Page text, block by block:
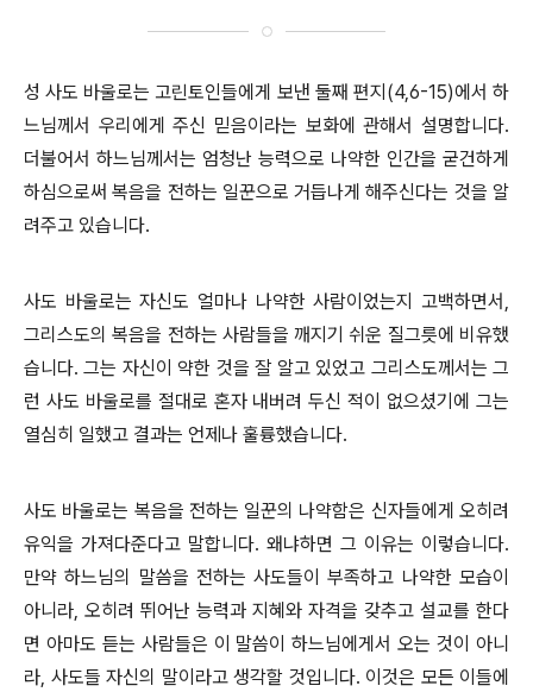
성 사도 바울로는 고린토인들에게 보낸 둘째 편지(4,6-15)에서 하
느님께서 우리에게 주신 믿음이라는 보화에 관해서 설명합니다.
더불어서 하느님께서는 엄청난 능력으로 나약한 인간을 굳건하게
하심으로써 복음을 전하는 일꾼으로 거듭나게 해주신다는 것을 알
려주고 있습니다.
사도 바울로는 자신도 얼마나 나약한 사람이었는지 고백하면서,
그리스도의 복음을 전하는 사람들을 깨지기 쉬운 질그릇에 비유했
습니다. 그는 자신이 약한 것을 잘 알고 있었고 그리스도께서는 그
런 사도 바울로를 절대로 혼자 내버려 두신 적이 없으셨기에 그는
열심히 일했고 결과는 언제나 훌륭했습니다.
사도 바울로는 복음을 전하는 일꾼의 나약함은 신자들에게 오히려
유익을 가져다준다고 말합니다. 왜냐하면 그 이유는 이렇습니다.
만약 하느님의 말씀을 전하는 사도들이 부족하고 나약한 모습이
아니라, 오히려 뛰어난 능력과 지혜와 자격을 갖추고 설교를 한다
면 아마도 듣는 사람들은 이 말씀이 하느님에게서 오는 것이 아니
라, 사도들 자신의 말이라고 생각할 것입니다. 이것은 모든 이들에